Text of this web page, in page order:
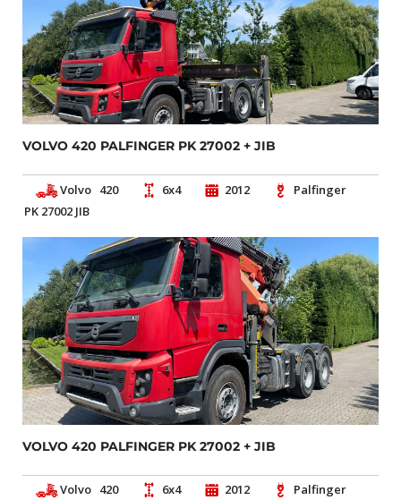
VOLVO 420 PALFINGER PK 27002 + JIB
Volvo 420 6x4 2012
Palfinger
PK 27002 JIB
VOLVO 420 PALFINGER PK 27002 + JIB
Volvo 420 6x4 2012
Palfinger